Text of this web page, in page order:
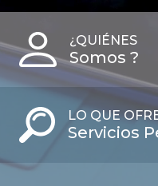
¿QUIÉNES
Somos ?
LO QUE
Servicios